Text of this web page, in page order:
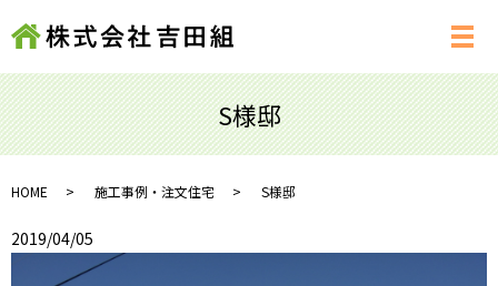
メ
S様邸
HOME 施工事例・注文住宅 S様邸
2019/04/05